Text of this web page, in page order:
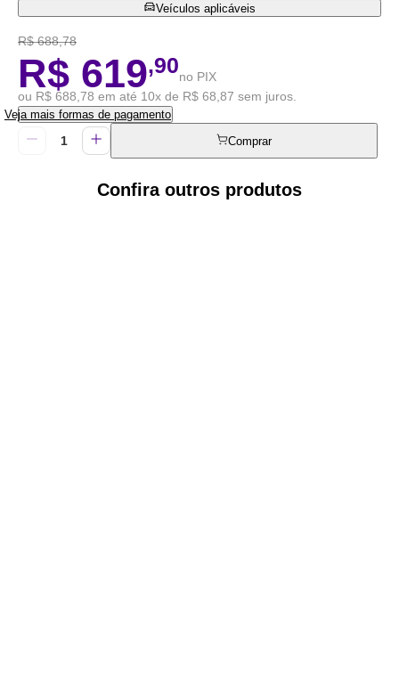
Veículos aplicáveis
R$ 688,78
R$ 619,90no PIX
ou R$ 688,78 em até 10x de R$ 68,87 sem juros.
Veja mais formas de pagamento
Comprar
Confira outros produtos